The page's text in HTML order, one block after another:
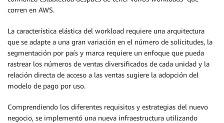
corren en AWS.
La característica elástica del workload requiere una arquitectura
que se adapte a una gran variación en el número de solicitudes, la
segmentación por país y marca requiere un enfoque que pueda
rastrear los números de ventas diversificados de cada unidad y la
relación directa de acceso a las ventas sugiere la adopción del
modelo de pago por uso.
Comprendiendo los diferentes requisitos y estrategias del nuevo
negocio, se implementó una nueva infraestructura utilizando